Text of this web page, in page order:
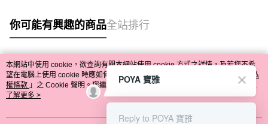
你可能有興趣的商品全站排行
熱門標籤
本網站中使用 cookie，欲查詢有關本網站使用 cookie 方式之詳情，及若您不希
望在電腦上使用 cookie 時應如何變更電腦的 cookie 設定，請參閱本網站「 隱私
權條款 」之 Cookie 聲明。您繼續使用本網站即表示您同意本公司得按本網站使
用條款之 Cookie 聲明使用 cookie。
了解更多 >
POYA 寶雅
Reply to POYA 寶雅